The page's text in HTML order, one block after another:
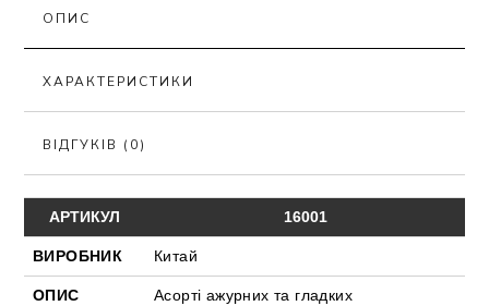
ОПИС
ХАРАКТЕРИСТИКИ
ВІДГУКІВ (0)
АРТИКУЛ 16001
ВИРОБНИК Китай
ОПИС
Асорті ажурних та гладких